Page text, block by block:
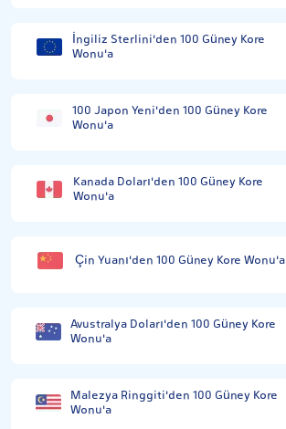
İngiliz Sterlini'den 100 Güney Kore
Wonu'a
100 Japon Yeni'den 100 Güney Kore
Wonu'a
Kanada Doları'den 100 Güney Kore
Wonu'a
Çin Yuanı'den 100 Güney Kore Wonu'a
Avustralya Doları'den 100 Güney Kore
Wonu'a
Malezya Ringgiti'den 100 Güney Kore
Wonu'a